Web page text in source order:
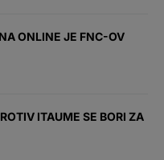
ONLINE JE FNC-OV
ITAUME SE BORI ZA